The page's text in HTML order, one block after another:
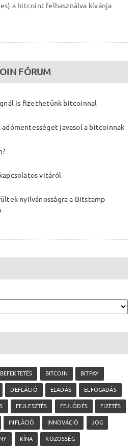
a bitcoint felhasználva kívánja
FÓRUM
is fizethetünk bitcoinnal
adómentességet javasol a bitcoinnak
vitáról
nyilvánosságra a Bitstamp
BEFEKTETÉS BITCOIN BITPAY
DEFLÁCIÓ ELADÁS ELFOGADÁS
FEJLESZTÉS FEJLŐDÉS FIZETÉS
INFLÁCIÓ INNOVÁCIÓ JOG
KÍNA KÖZÖSSÉG